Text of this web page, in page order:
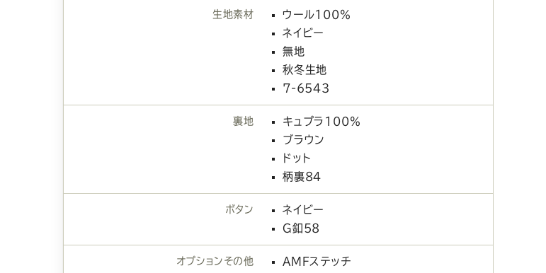
生地素材
ウール100％
ネイビー
無地
秋冬生地
7-6543
裏地
キュプラ100％
ブラウン
ドット
柄裏84
ボタン
ネイビー
G釦58
オプションその他
AMFステッチ